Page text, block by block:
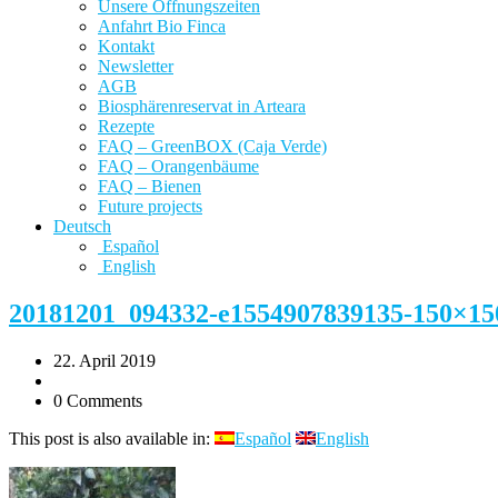
Unsere Öffnungszeiten
Anfahrt Bio Finca
Kontakt
Newsletter
AGB
Biosphärenreservat in Arteara
Rezepte
FAQ – GreenBOX (Caja Verde)
FAQ – Orangenbäume
FAQ – Bienen
Future projects
Deutsch
Español
English
20181201_094332-e1554907839135-
22. April 2019
0 Comments
This post is also available in:
Español English